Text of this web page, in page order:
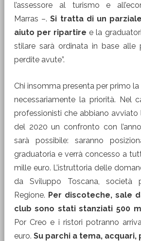
l’assessore al turismo e
Marras –.Si tratta di un
aiuto per ripartiree la
stilare sarà ordinata in base alle
perdite avute”.
Chi insomma presenta per primo
necessariamente la priorità. Nel
professionisti che abbiano avviato
del 2020 un confronto con
sarà possibile: saranno
graduatoria e verrà concesso a
mille euro. L’istruttoria delle
da Sviluppo Toscana, società
Regione. Per discoteche, sale
club sono stati stanziati 500
Por Creo e i ristori potranno
euro. Su parchi a tema,